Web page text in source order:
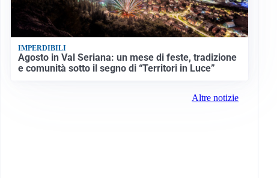
IMPERDIBILI
Agosto in Val Seriana: un mese di feste, tradizione
e comunità sotto il segno di “Territori in Luce”
Altre notizie